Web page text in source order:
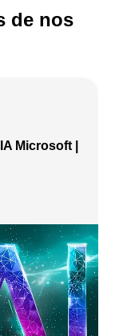
de nos
Microsoft |